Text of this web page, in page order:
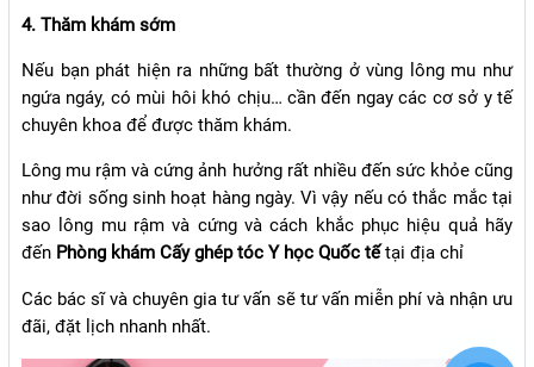
4. Thăm khám sớm
Nếu bạn phát hiện ra những bất thường ở vùng lông mu như
ngứa ngáy, có mùi hôi khó chịu… cần đến ngay các cơ sở y tế
chuyên khoa để được thăm khám.
Lông mu rậm và cứng ảnh hưởng rất nhiều đến sức khỏe cũng
như đời sống sinh hoạt hàng ngày. Vì vậy nếu có thắc mắc tại
sao lông mu rậm và cứng và cách khắc phục hiệu quả hãy
đến Phòng khám Cấy ghép tóc Y học Quốc tếtại địa chỉ
Các bác sĩ và chuyên gia tư vấn sẽ tư vấn miễn phí và nhận ưu
đãi, đặt lịch nhanh nhất.